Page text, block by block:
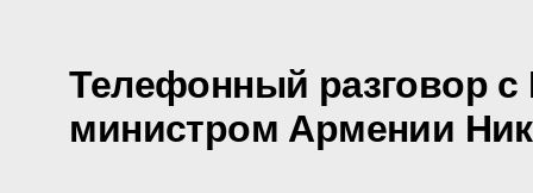
Телефонный разговор
министром Армении